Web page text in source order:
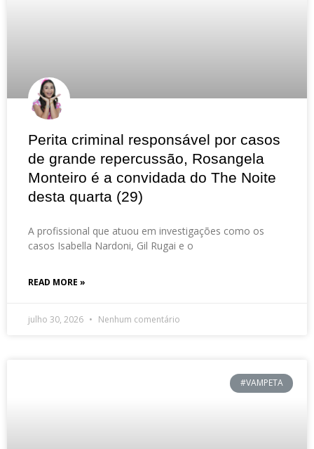
Perita criminal responsável por casos
de grande repercussão, Rosangela
Monteiro é a convidada do The Noite
desta quarta (29)
A profissional que atuou em investigações como os
casos Isabella Nardoni, Gil Rugai e o
READ MORE »
julho 30, 2026 Nenhum comentário
#VAMPETA